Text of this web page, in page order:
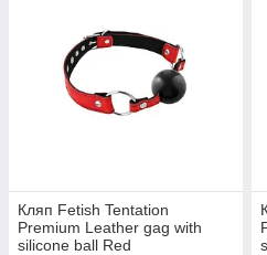
Кляп Fetish Tentation
Premium Leather gag with
silicone ball Red